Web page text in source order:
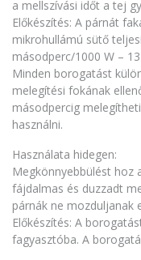
a mellszívási időt a tej
Előkészítés: A párnát
mikrohullámú sütő
másodperc/1000 W –
Minden borogatást
melegítési fokának
másodpercig
használni.
Használata hidegen:
Megkönnyebbülést hoz
fájdalmas és duzzadt
párnák ne mozduljanak
Előkészítés: A
fagyasztóba. A